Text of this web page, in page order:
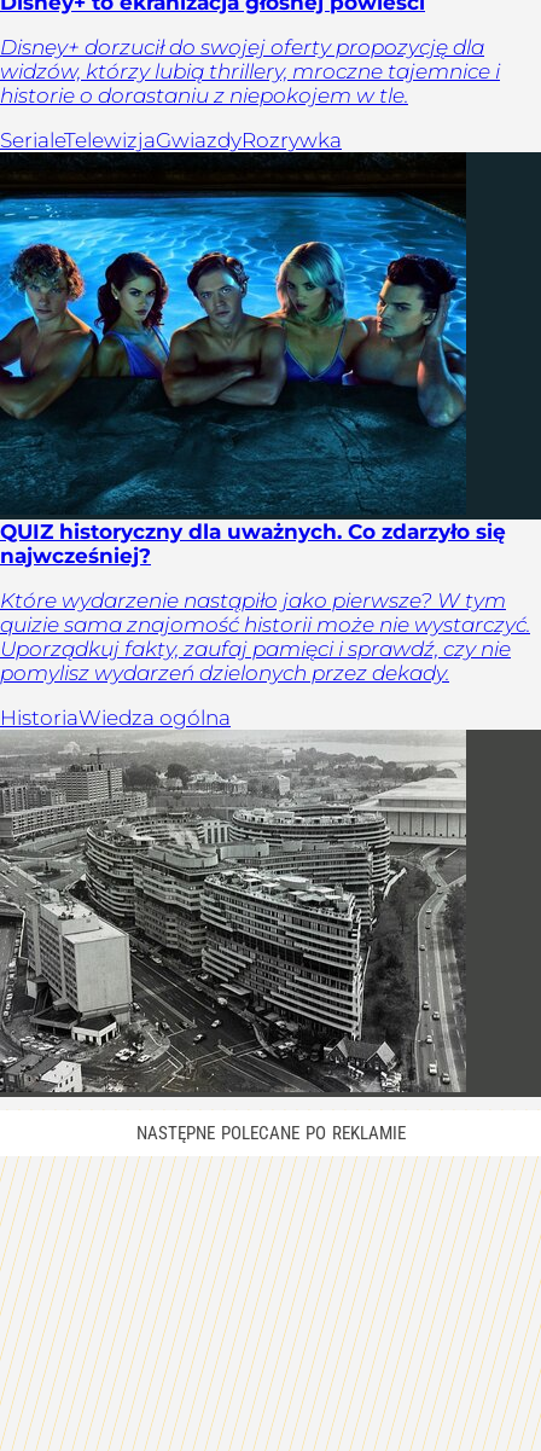
Disney+ dorzucił do swojej oferty propozycję dla
widzów, którzy lubią thrillery, mroczne tajemnice i
historie o dorastaniu z niepokojem w tle.
SerialeTelewizjaGwiazdyRozrywka
QUIZ historyczny dla uważnych. Co zdarzyło się
najwcześniej?
Które wydarzenie nastąpiło jako pierwsze? W tym
quizie sama znajomość historii może nie wystarczyć.
Uporządkuj fakty, zaufaj pamięci i sprawdź, czy nie
pomylisz wydarzeń dzielonych przez dekady.
HistoriaWiedza ogólna